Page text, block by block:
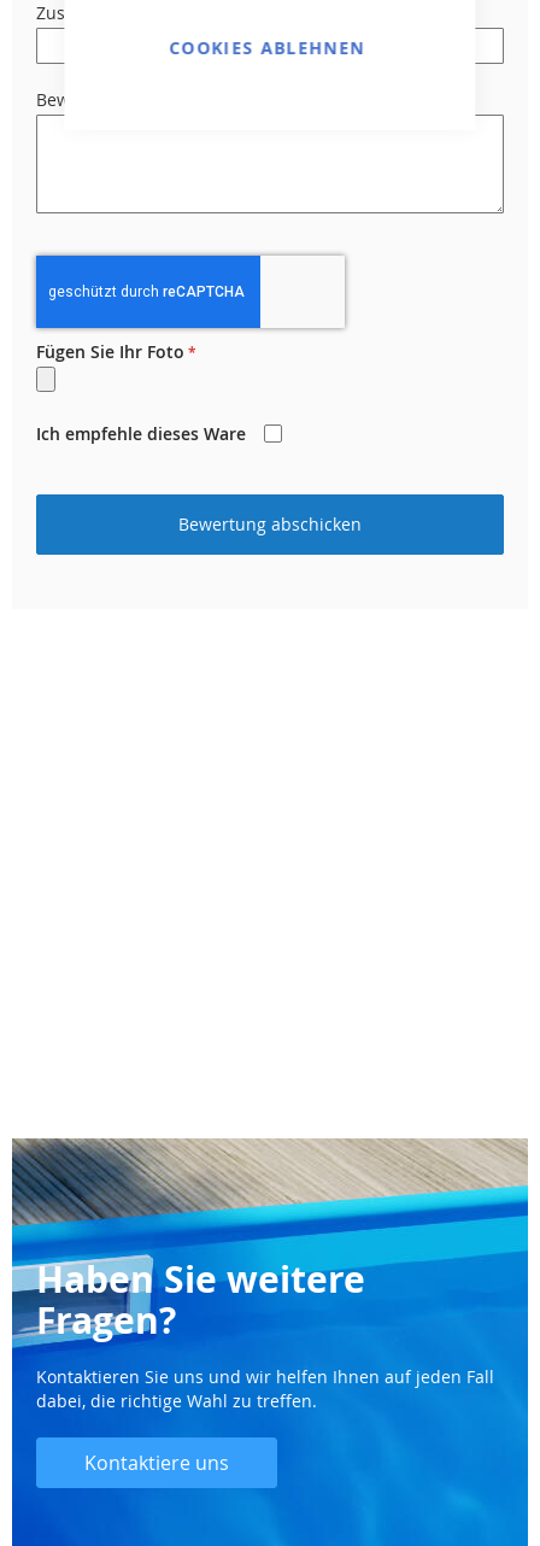
COOKIES ABLEHNEN
Zusammenfassung
Bewertungen
Fügen Sie Ihr Foto
Ich empfehle dieses Ware
Bewertung abschicken
Haben Sie weitere
Fragen?
Kontaktieren Sie uns und wir helfen Ihnen auf jeden Fall
dabei, die richtige Wahl zu treffen.
Kontaktiere uns